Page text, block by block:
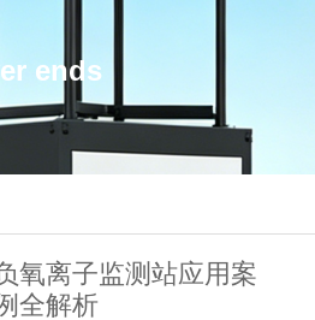
ends
氧离子监测站应用案
全解析